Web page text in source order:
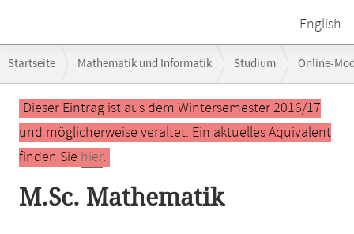
English
Navigation
Startseite Mathematik und Informatik Studium Online-
Hauptinhalt
Dieser Eintrag ist aus dem Wintersemester 2016/17
und möglicherweise veraltet. Ein aktuelles Äquivalent
finden Sie hier.
M.Sc. Mathematik